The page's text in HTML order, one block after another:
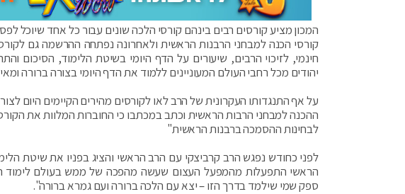
המכון מציע קורסים רבים בינהם קורסי הלכה שונים עבור כל אחד שיוכל
קורסי הכנה למבחני הרבנות הראשית ולאחרונה נפתחה ההרשמה גם
חינמי, לזיכוי הרבים, שיעורים על הדף היומי בשיטת הלימוד, הסיכום
יהודים מכל רחבי העולם המעוניינים ללמוד את הדף היומי בצורה ברורה
על אף התנגדותו העקרונית של הרב לאו לקורסים מהירים הקיימים היום
ההכנה למבחני הרבות הראשית וכתב במכתבו כי החוברות המלוות את
לבחינות ההסמכה ברבנות הראשית"
לפני כחודש נפגש הרב קרביצקי עם הרב הראשי והציג בפניו את שיטת
הראשי התפעלות מהמפעל העצום שעשה מהפכה של ממש בעולם לימוד
ספק שמי שילמד בדרך הזו – יצא עם הלכה ברורה ועם גמרא ברורה".